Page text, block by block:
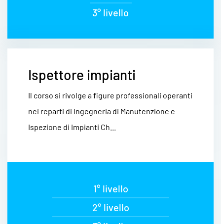
3° livello
Ispettore impianti
Il corso si rivolge a figure professionali operanti
nei reparti di Ingegneria di Manutenzione e
Ispezione di Impianti Ch...
1° livello
2° livello